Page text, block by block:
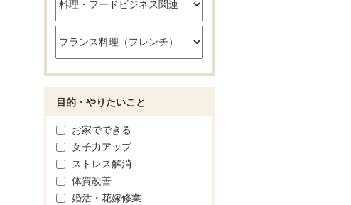
目的・やりたいこと
お家でできる
女子力アップ
ストレス解消
体質改善
婚活・花嫁修業